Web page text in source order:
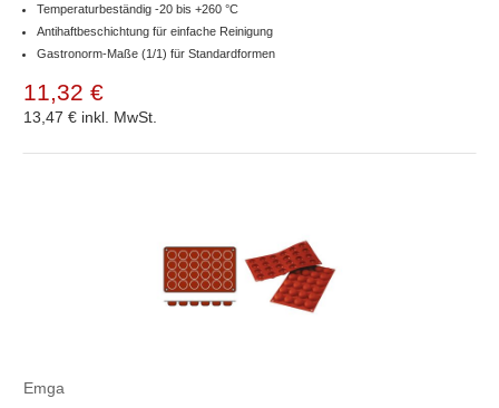
Temperaturbeständig -20 bis +260 °C
Antihaftbeschichtung für einfache Reinigung
Gastronorm-Maße (1/1) für Standardformen
11,32 €
13,47 € inkl. MwSt.
Emga